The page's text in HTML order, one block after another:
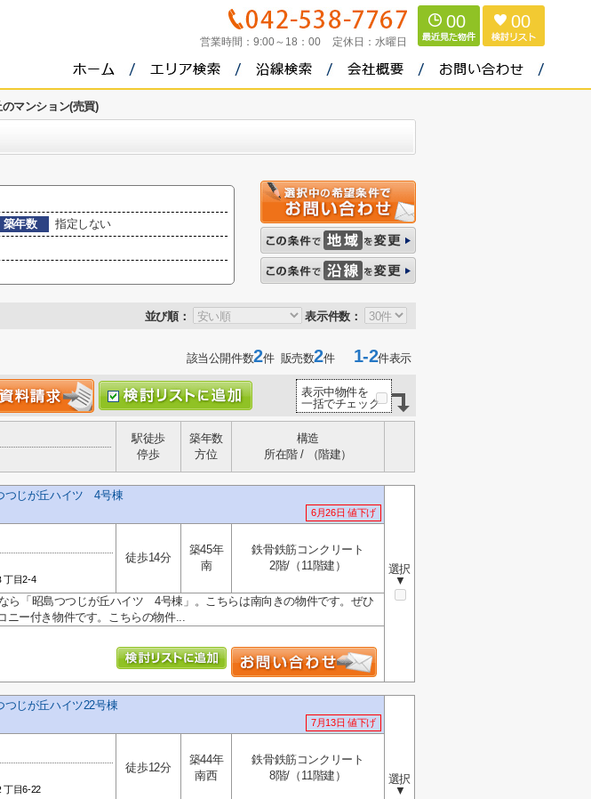
営業時間： 9:00～18：00 定休日： 水曜日
00 00
マンション(売買)
築年数
指定しない
並び順： 表示件数：
該当公開件数2件 販売数2件1-2件表示
表示中物件を
一括でチェック
駅徒歩
停歩
築年数
方位
構造
所在階 / （階建）
つじが丘ハイツ 4号棟
6月26日 値下げ
選択
▼
丁目2-4
徒歩14分
築45年
南
鉄骨鉄筋コンクリート
2階/（11階建）
ら「昭島つつじが丘ハイツ 4号棟」。こちらは南向きの物件です。ぜひ
ニー付き物件です。こちらの物件...
つじが丘ハイツ22号棟
7月13日 値下げ
選択
▼
丁目6-22
徒歩12分
築44年
南西
鉄骨鉄筋コンクリート
8階/（11階建）